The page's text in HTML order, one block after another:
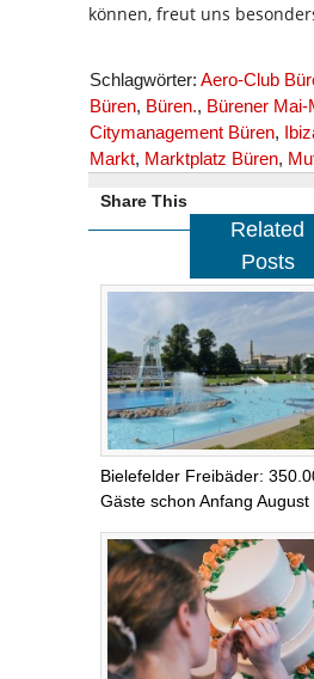
können, freut uns
Schlagwörter: Aero-Club
Büren, Büren., Bürener Mai-
Citymanagement Büren,
Markt, Marktplatz Büren,
Share This
Related
Posts
Bielefelder Freibäder:
Gäste schon Anfang August